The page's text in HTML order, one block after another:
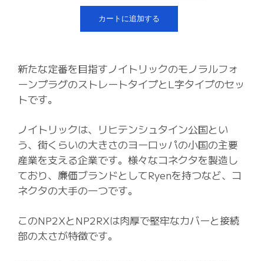
カートに追加する
新たな定番を目指すノイトリックのモノラルフォ
ーンプラグのストレートタイプとL字タイプのセッ
トです。
ノイトリックは、リヒテンシュタイン公国とい
う、街くらいの大きさのヨーロッパの小国の主要
産業を支える企業です。様々なコネクタを製造し
ており、廉価ブランドとしてRyenを持つなど、コ
ネクタの大手の一つです。
このNP2XとNP2RXは肉厚で堅牢なカバーと接続
部の太さが特徴です。